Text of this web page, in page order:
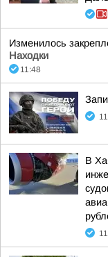
Изменилось
Находки
11:48
В